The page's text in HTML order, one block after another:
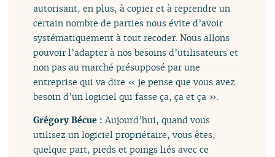
autorisant, en plus, à copier et à reprendre un
certain nombre de parties nous évite d’avoir
systématiquement à tout recoder. Nous allons
pouvoir l’adapter à nos besoins d’utilisateurs et
non pas au marché présupposé par une
entreprise qui va dire « je pense que vous avez
besoin d’un logiciel qui fasse ça, ça et ça ».
Grégory Bécue :Aujourd’hui, quand vous
utilisez un logiciel propriétaire, vous êtes,
quelque part, pieds et poings liés avec ce